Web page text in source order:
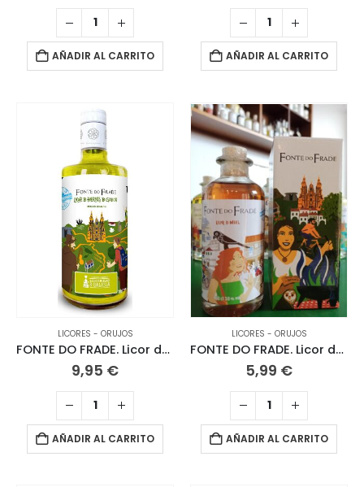
AÑADIR AL CARRITO AÑADIR AL CARRITO
LICORES - ORUJOS
FONTE DO FRADE. Licor de Hierbas. 70 CL.
9,95 €
AÑADIR AL CARRITO
LICORES - ORUJOS
FONTE DO FRADE. Licor de Miel. 20 CL
5,99 €
AÑADIR AL CARRITO